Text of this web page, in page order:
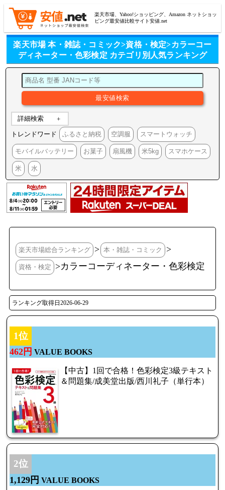
楽天市場、Yahoo!ショッピング、Amazon ネットショッ
ピング最安値比較サイト安値.net
楽天市場 本・雑誌・コミック>資格・検定>カラーコー
ディネーター・色彩検定 カテゴリ別人気ランキング
詳細検索
トレンドワード ふるさと納税 空調服 スマートウォッチ
モバイルバッテリー お菓子 扇風機 米5kg スマホケース
米 水
楽天市場総合ランキング > 本・雑誌・コミック >
資格・検定 >カラーコーディネーター・色彩検定
ランキング取得日2026-06-29
1位
462円 VALUE BOOKS
【中古】1回で合格！色彩検定3級テキスト
＆問題集/成美堂出版/西川礼子（単行本）
2位
1,129円 VALUE BOOKS